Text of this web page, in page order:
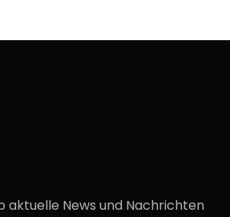
aktuelle News und Nachrichten